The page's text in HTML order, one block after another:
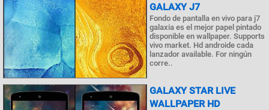
GALAXY J7
Fondo de pantalla en vivo para j7
galaxia es el mejor papel pintado
disponible en wallpaper. Supports
vivo market. Hd androide cada
lanzador available. For ningún
corre..
GALAXY STAR LIVE
WALLPAPER HD